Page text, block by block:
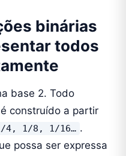
binárias
todos
base 2. Todo
construído a partir
4, 1/8, 1/16… .
possa ser expressa